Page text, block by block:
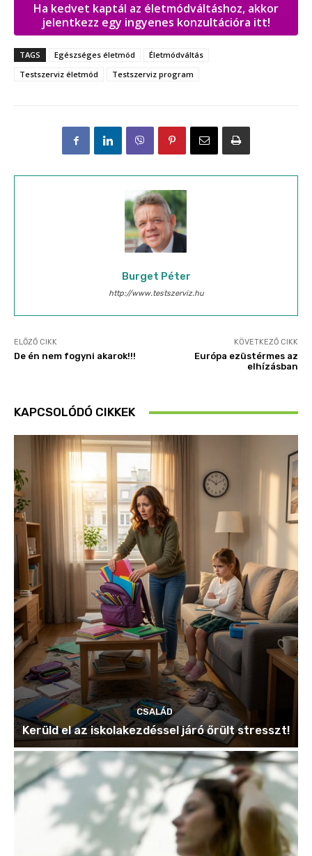
Ha kedvet kaptál az életmódváltáshoz, akkor
jelentkezz egy ingyenes konzultációra itt!
TAGS Egészséges életmód
Életmódváltás
Testszerviz életmód
Testszerviz program
Burget Péter
http://www.testszerviz.hu
ELŐZŐ CIKK
De én nem fogyni akarok!!!
KÖVETKEZŐ CIKK
Európa ezüstérmes az
elhízásban
KAPCSOLÓDÓ CIKKEK
CSALÁD
Kerüld el az iskolakezdéssel járó őrült stresszt!